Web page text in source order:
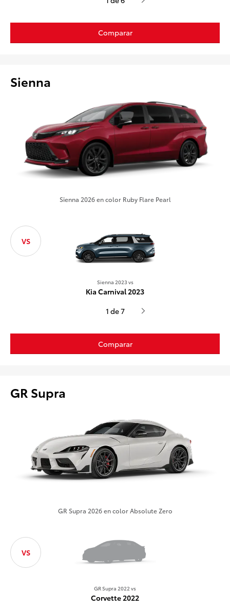
Comparar
Sienna
Sienna 2026 en color Ruby Flare Pearl
VS
Sienna 2023 vs
Kia Carnival 2023
1 de 7
Comparar
GR Supra
GR Supra 2026 en color Absolute Zero
VS
GR Supra 2022 vs
Corvette 2022